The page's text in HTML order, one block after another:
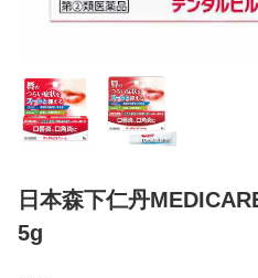
日本森下仁丹
5g